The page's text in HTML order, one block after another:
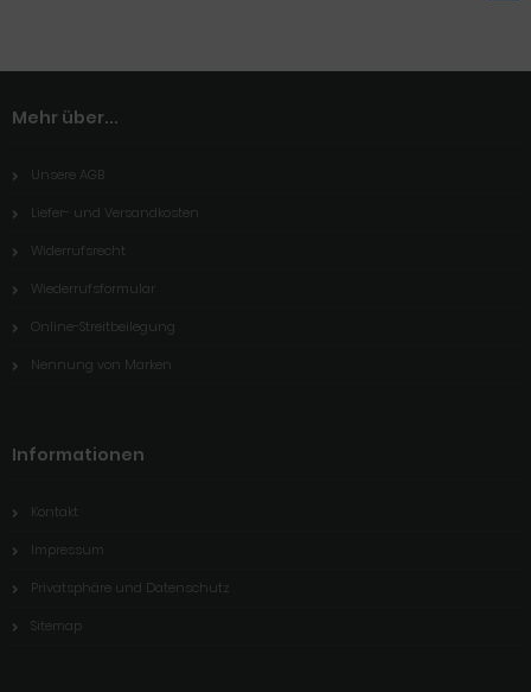
Mehr über...
Unsere AGB
Liefer- und Versandkosten
Widerrufsrecht
Wiederrufsformular
Online-Streitbeilegung
Nennung von Marken
Informationen
Kontakt
Impressum
Privatsphäre und Datenschutz
Sitemap